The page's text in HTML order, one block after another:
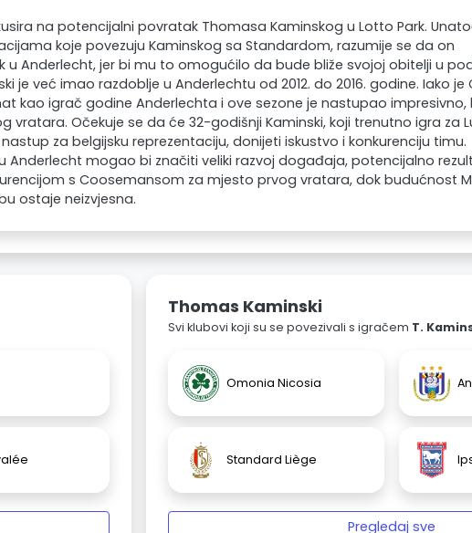
na potencijalni povratak Thomasa Kaminskog u Lotto Park.
koje povezuju Kaminskog sa Standardom, razumije se da on
u Anderlecht, jer bi mu to omogućilo da bude bliže svojoj obitelji u
je već imao razdoblje u Anderlechtu od 2012. do 2016. godine. Iako je
kao igrač godine Anderlechta i ove sezone je nastupao impresivno,
vratara. Očekuje se da će 32-godišnji Kaminski, koji trenutno igra za
za belgijsku reprezentaciju, donijeti iskustvo i konkurenciju timu.
Anderlecht mogao bi značiti veliki razvoj događaja, potencijalno
s Coosemansom za mjesto prvog vratara, dok budućnost
ostaje neizvjesna.
Thomas Kaminski
Svi klubovi koji su se povezivali s igračem T.
Omonia Nicosia
Standard Liège
Pregledaj sve